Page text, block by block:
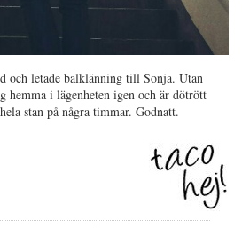
och letade balklänning till Sonja. Utan
hemma i lägenheten igen och är dötrött
stan på några timmar. Godnatt.